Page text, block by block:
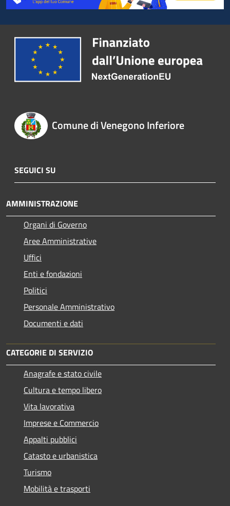
Comune di Venegono Inferiore
SEGUICI SU
AMMINISTRAZIONE
Organi di Governo
Aree Amministrative
Uffici
Enti e fondazioni
Politici
Personale Amministrativo
Documenti e dati
CATEGORIE DI SERVIZIO
Anagrafe e stato civile
Cultura e tempo libero
Vita lavorativa
Imprese e Commercio
Appalti pubblici
Catasto e urbanistica
Turismo
Mobilità e trasporti